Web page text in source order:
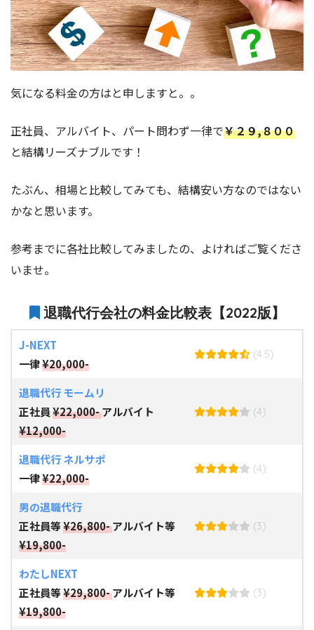
気になる料金の方はと申しますと。。
正社員、アルバイト、パート問わず一律で￥２９,８００
と結構リーズナブルです！
たぶん、相場と比較してみても、結構安い方なのではない
かなと思います。
参考までに各社比較してみましたの、よければご覧くださ
いませ。
退職代行会社の料金比較表【2022版】
J-NEXT
一律¥20,000-
(4.5)
退職代行 モームリ
正社員¥22,000-アルバイト
¥12,000-
(4)
退職代行 ネルサポ
一律¥22,000-
(4)
男の退職代行
正社員等¥26,800-アルバイト等
¥19,800-
(3)
わたしNEXT
正社員等¥29,800-アルバイト等
¥19,800-
(3)